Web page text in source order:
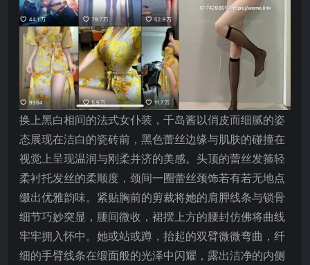
换上黑白相间的法式女仆装，千岛酱以俏皮而细腻的姿
态展现在洁白的瓷砖前，黑色蕾丝边缘与肌肤的碰撞在
视觉上呈现温润与刚柔并济的美感。头顶的蕾丝发箍轻
柔衬托发丝的柔顺度，颈间一圈蕾丝颈饰若有若无地点
缀出优雅韵味。紧贴胸前的剪裁将她的肩胛线条与锁骨
细节巧妙突显，腰间微收，裙摆上方的腰封仿佛将曲线
牢牢拥入怀中。她或站或蹲，抬起的双臂微微弯曲，纤
细的手臂线条在缎面般的光泽中闪耀，露出洁净的内侧